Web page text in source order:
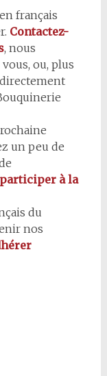
français
Contactez-
, nous
ou, plus
un peu de
à la
du
nos